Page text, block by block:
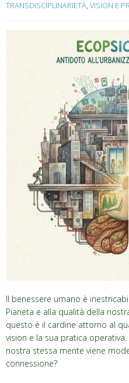
TRANSDISCIPLINARIETÀ, VISION E
Il benessere umano è
Pianeta e alla qualità della
questo è il cardine attorno al
vision e la sua pratica
nostra stessa mente viene
connessione?